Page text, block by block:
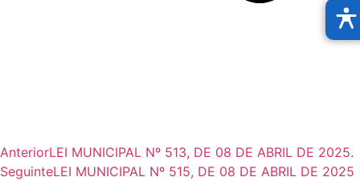
AnteriorLEI MUNICIPAL Nº 513, DE 08 DE ABRIL DE 2025.
SeguinteLEI MUNICIPAL Nº 515, DE 08 DE ABRIL DE 2025